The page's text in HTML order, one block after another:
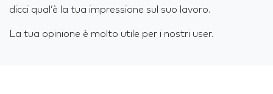
dicci qual’è la tua impressione sul suo lavoro.
La tua opinione è molto utile per i nostri user.